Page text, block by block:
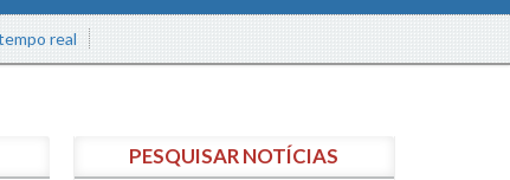
PESQUISAR NOTÍCIAS